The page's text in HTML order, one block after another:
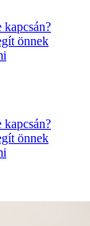
önnek
önnek